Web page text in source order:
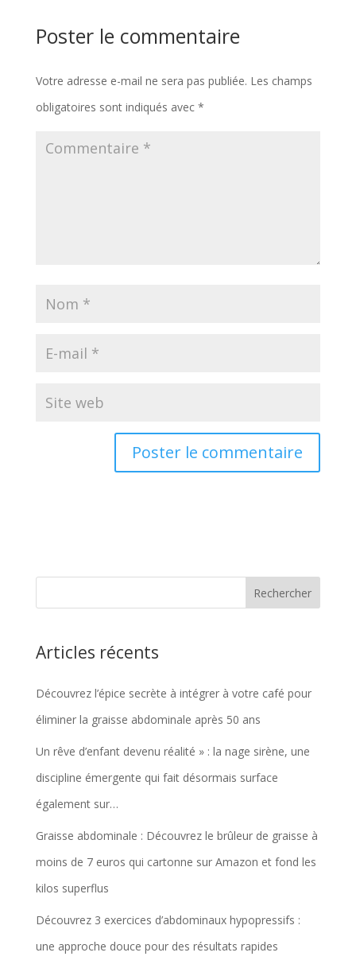
Poster le commentaire
Votre adresse e-mail ne sera pas publiée. Les champs
obligatoires sont indiqués avec *
Articles récents
Découvrez l’épice secrète à intégrer à votre café pour
éliminer la graisse abdominale après 50 ans
Un rêve d’enfant devenu réalité » : la nage sirène, une
discipline émergente qui fait désormais surface
également sur…
Graisse abdominale : Découvrez le brûleur de graisse à
moins de 7 euros qui cartonne sur Amazon et fond les
kilos superflus
Découvrez 3 exercices d’abdominaux hypopressifs :
une approche douce pour des résultats rapides